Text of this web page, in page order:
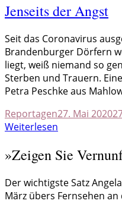
Jenseits der Angst
Seit das Coronavirus
Brandenburger Dörfern
liegt, weiß niemand so
Sterben und Trauern.
Petra Peschke aus
Reportagen27. Mai 2020
Weiterlesen
»Zeigen Sie
Der wichtigste Satz
März übers Fernsehen